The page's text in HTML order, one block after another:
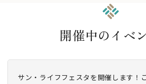
開催中のイベ
サン・ライフフェスタを開催します！